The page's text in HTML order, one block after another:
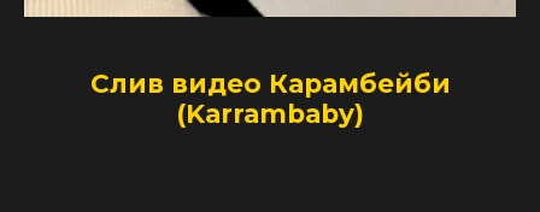
Слив видео Карамбейби
(Karrambaby)